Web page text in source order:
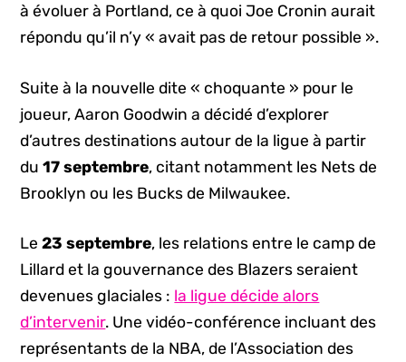
à évoluer à Portland, ce à quoi Joe Cronin aurait
répondu qu’il n’y « avait pas de retour possible ».
Suite à la nouvelle dite « choquante » pour le
joueur, Aaron Goodwin a décidé d’explorer
d’autres destinations autour de la ligue à partir
du17 septembre, citant notamment les Nets de
Brooklyn ou les Bucks de Milwaukee.
Le23 septembre, les relations entre le camp de
Lillard et la gouvernance des Blazers seraient
devenues glaciales : la ligue décide alors
d’intervenir. Une vidéo-conférence incluant des
représentants de la NBA, de l’Association des